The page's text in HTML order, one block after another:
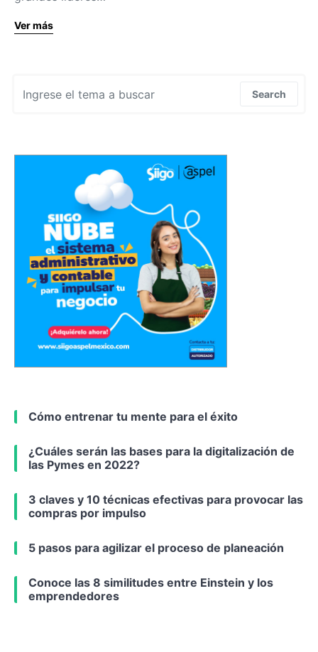
Ver más
Search
Cómo entrenar tu mente para el éxito
¿Cuáles serán las bases para la digitalización de
las Pymes en 2022?
3 claves y 10 técnicas efectivas para provocar las
compras por impulso
5 pasos para agilizar el proceso de planeación
Conoce las 8 similitudes entre Einstein y los
emprendedores